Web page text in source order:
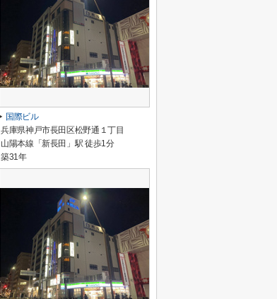
国際ビル
兵庫県神戸市長田区松野通１丁目
山陽本線「新長田」駅 徒歩1分
築31年